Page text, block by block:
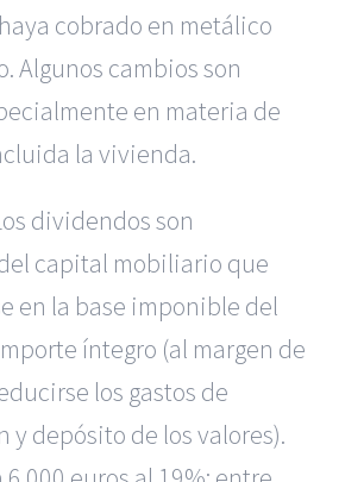
cobrado en metálico
Algunos cambios son
en materia de
la vivienda.
dividendos son
capital mobiliario que
en la base imponible del
íntegro (al margen de
los gastos de
depósito de los valores).